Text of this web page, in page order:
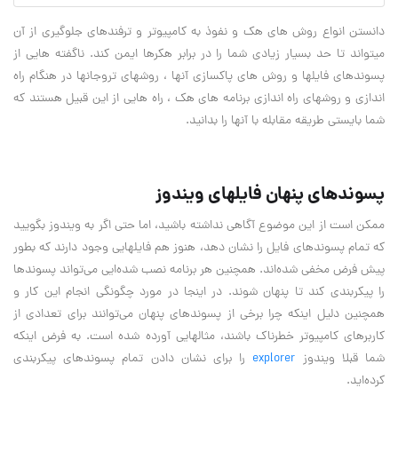
دانستن انواع روش های هک و نفوذ به کامپیوتر و ترفندهای جلوگیری از آن
میتواند تا حد بسیار زیادی شما را در برابر هکرها ایمن کند. ناگفته هایی از
پسوندهای فایلها و روش های پاکسازی آنها ، روشهای تروجانها در هنگام راه
اندازی و روشهای راه اندازی برنامه های هک ، راه هایی از این قبیل هستند که
شما بایستی طریقه مقابله با آنها را بدانید.
پسوندهاي پنهان فايلهاي ويندوز
ممكن است از اين موضوع آگاهي نداشته باشيد، اما حتي اگر به ويندوز بگوييد
كه تمام پسوندهاي فايل را نشان دهد، هنوز هم فايلهايي وجود دارند كه بطور
پيش فرض مخفي شده‌اند. همچنين هر برنامه نصب شده‌ايي مي‌تواند پسوندها
را پيكربندي كند تا پنهان شوند. در اينجا در مورد چگونگي انجام اين كار و
همچنين دليل اينكه چرا برخي از پسوندهاي پنهان مي‌توانند براي تعدادي از
كاربرهاي كامپيوتر خطرناك باشند، مثالهايي آورده شده است. به فرض اينكه
شما قبلا ويندوز explorer را براي نشان دادن تمام پسوندهاي پيكربندي
كرده‌ايد.